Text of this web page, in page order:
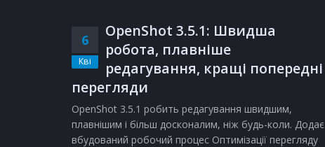
6
Кві
OpenShot 3.5.1: Швидша
робота, плавніше
редагування, кращі попередні
перегляди
OpenShot 3.5.1 робить редагування швидшим,
плавнішим і більш досконалим, ніж будь-коли. Додає
вбудований робочий процес Оптимізації перегляду